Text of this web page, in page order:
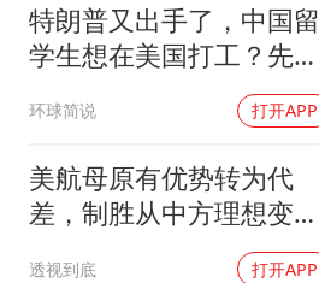
特朗普又出手了，中国留
学生想在美国打工？先孝
敬他10万美元再说
环球简说 打开APP
美航母原有优势转为代
差，制胜从中方理想变为
透视到底 打开APP